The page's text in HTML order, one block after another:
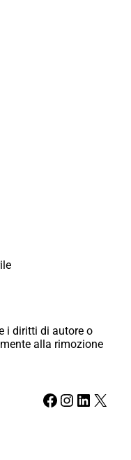
i diritti di autore o
alla rimozione
Facebook Instagram LinkedIn X